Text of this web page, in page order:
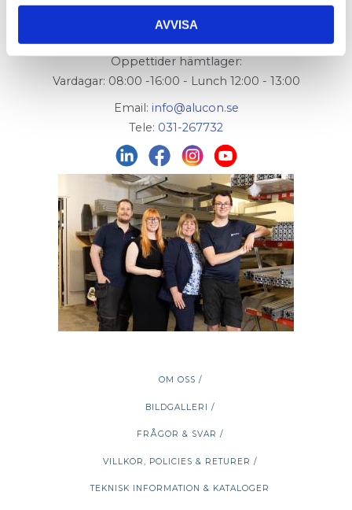
AVVISA
Org. nr: 556326-7482
Öppettider hämtlager:
Vardagar: 08:00 -16:00 - Lunch 12:00 - 13:00
Email: info@alucon.se
Tele: 031-267732
OM OSS /
BILDGALLERI /
FRÅGOR & SVAR /
VILLKOR, POLICIES & RETURER /
TEKNISK INFORMATION & KATALOGER